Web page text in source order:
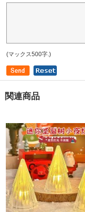
(マックス500字.)
関連商品